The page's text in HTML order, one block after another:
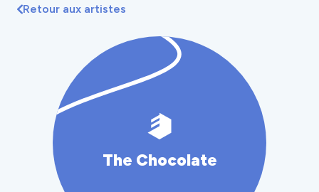
Retour aux artistes
The Chocolate